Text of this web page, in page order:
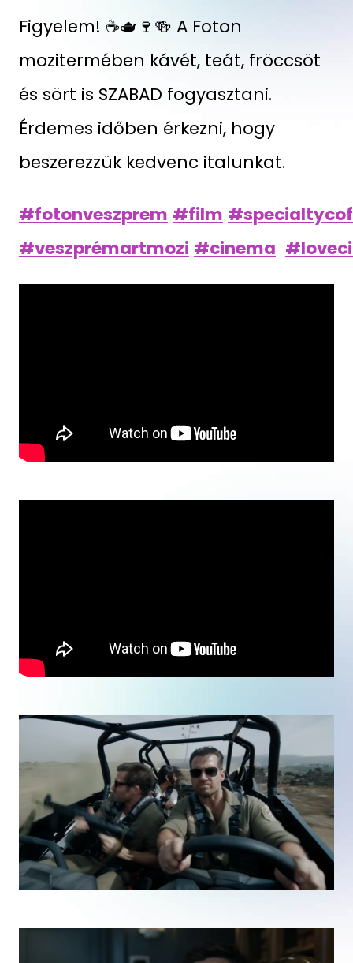
Figyelem! ☕🫖🍷🍻 A Foton
mozitermében kávét, teát, fröccsöt
és sört is SZABAD fogyasztani.
Érdemes időben érkezni, hogy
beszerezzük kedvenc italunkat.
#fotonveszprem #film
#veszprémartmozi #cinema